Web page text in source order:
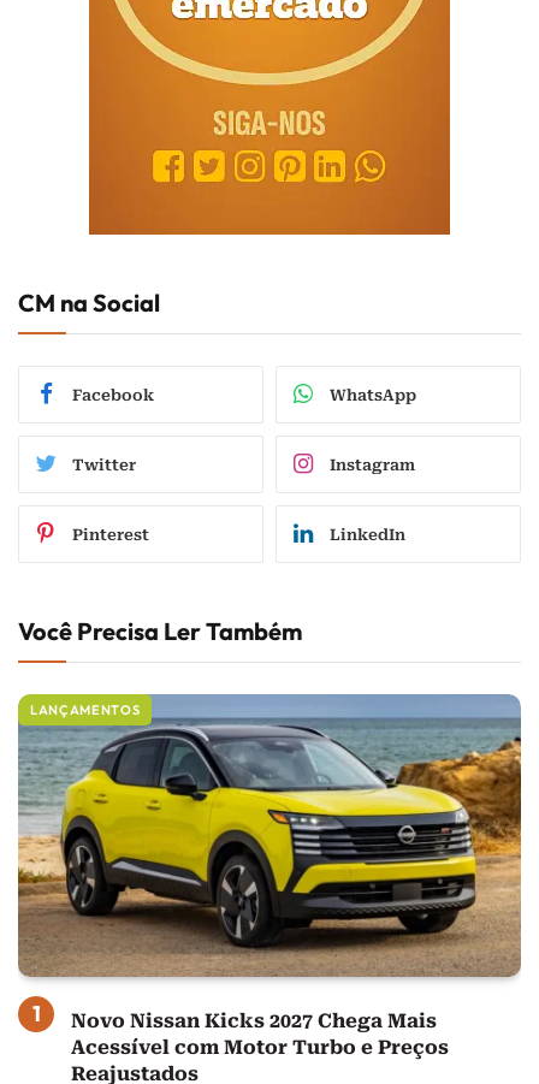
CM na Social
Facebook WhatsApp
Twitter Instagram
Pinterest LinkedIn
Você Precisa Ler Também
LANÇAMENTOS
Novo Nissan Kicks 2027 Chega Mais
Acessível com Motor Turbo e Preços
Reajustados